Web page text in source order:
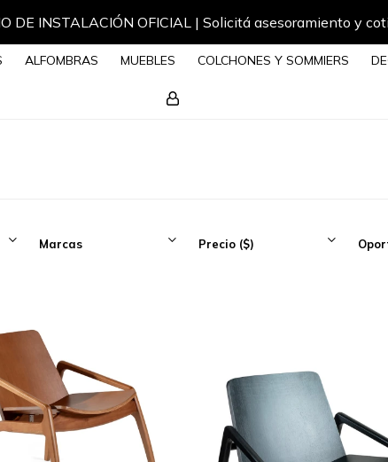
DE INSTALACIÓN OFICIAL | Solicitá asesoramiento y
ALFOMBRAS MUEBLES COLCHONES Y SOMMIERS
Marcas Precio ($)